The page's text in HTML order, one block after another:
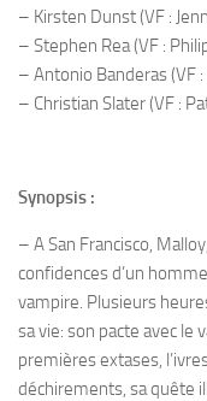
– Kirsten Dunst (VF :
– Stephen Rea (VF :
– Antonio Banderas (VF
– Christian Slater (VF :
Synopsis :
– A San Francisco,
confidences d’un
vampire. Plusieurs
sa vie: son pacte avec le
premières extases,
déchirements, sa quête